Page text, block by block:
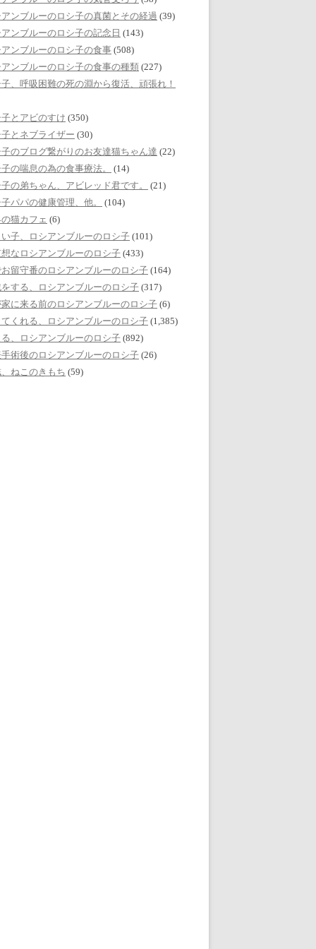
ンブルーのロシ子の真菌とその経過 (39)
ンブルーのロシ子の記念日 (143)
ンブルーのロシ子の食事 (508)
ンブルーのロシ子の食事の種類 (227)
、呼吸困難の死の淵から復活、頑張れ！
とアビのすけ (350)
とネブライザー (30)
のブログ繋がりのお友達猫ちゃん達 (22)
の喘息の為の食事療法。
(14)
の弟ちゃん、アビレッド君です。
(21)
パパの健康管理、他。
(104)
猫カフェ (6)
子、ロシアンブルーのロシ子 (101)
なロシアンブルーのロシ子 (433)
留守番のロシアンブルーのロシ子 (164)
する、ロシアンブルーのロシ子 (317)
に来る前のロシアンブルーのロシ子 (6)
くれる、ロシアンブルーのロシ子 (1,385)
、ロシアンブルーのロシ子 (892)
術後のロシアンブルーのロシ子 (26)
ねこのきもち (59)